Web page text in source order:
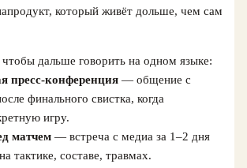
который живёт дольше, чем сам
дальше говорить на одном языке:
пресс-конференция — общение с
финального свистка, когда
игру.
матчем — встреча с медиа за 1–2 дня
тактике, составе, травмах.